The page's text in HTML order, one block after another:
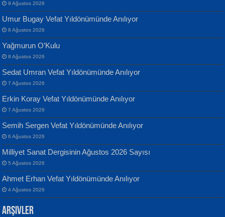
ATİLLA ÖZEN
Sultan Olmadan Önce Eyüp...
EKREM KARABABA
Yaralı Şiir...
Banu Sancak
Defterimden İçeri...
İsmail Aydos
İnkisar...
9 Ağustos 2026
Umur Bugay Vefat Yıldönümünde Anılıyor
8 Ağustos 2026
Yağmurun O’Kulu
8 Ağustos 2026
Sedat Umran Vefat Yıldönümünde Anılıyor
7 Ağustos 2026
Erkin Koray Vefat Yıldönümünde Anılıyor
7 Ağustos 2026
Semih Sergen Vefat Yıldönümünde Anılıyor
6 Ağustos 2026
Milliyet Sanat Dergisinin Ağustos 2026 Sayısı
5 Ağustos 2026
Ahmet Erhan Vefat Yıldönümünde Anılıyor
4 Ağustos 2026
Arşivler